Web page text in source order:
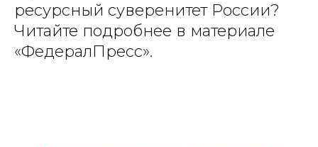
ресурсный суверенитет России?
Читайте подробнее в материале
«ФедералПресс».